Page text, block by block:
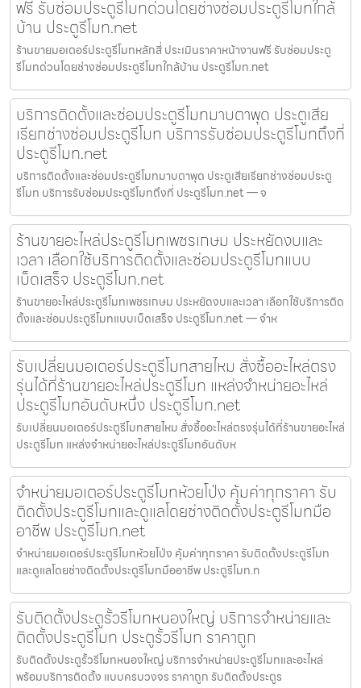
ฟรี รับซ่อมประตูรีโมทด่วนโดยช่างซ่อมประตูรีโมทใกล้
บ้าน ประตูรีโมท.net
ร้านขายมอเตอร์ประตูรีโมทหลักสี่ ประเมินราคาหน้างานฟรี รับซ่อมประตู
รีโมทด่วนโดยช่างซ่อมประตูรีโมทใกล้บ้าน ประตูรีโมท.net
บริการติดตั้งและซ่อมประตูรีโมทมาบตาพุด ประตูเสีย
เรียกช่างซ่อมประตูรีโมท บริการรับซ่อมประตูรีโมทถึงที่
ประตูรีโมท.net
บริการติดตั้งและซ่อมประตูรีโมทมาบตาพุด ประตูเสียเรียกช่างซ่อมประตู
รีโมท บริการรับซ่อมประตูรีโมทถึงที่ ประตูรีโมท.net — จ
ร้านขายอะไหล่ประตูรีโมทเพชรเกษม ประหยัดงบและ
เวลา เลือกใช้บริการติดตั้งและซ่อมประตูรีโมทแบบ
เบ็ดเสร็จ ประตูรีโมท.net
ร้านขายอะไหล่ประตูรีโมทเพชรเกษม ประหยัดงบและเวลา เลือกใช้บริการติด
ตั้งและซ่อมประตูรีโมทแบบเบ็ดเสร็จ ประตูรีโมท.net — จำห
รับเปลี่ยนมอเตอร์ประตูรีโมทสายไหม สั่งซื้ออะไหล่ตรง
รุ่นได้ที่ร้านขายอะไหล่ประตูรีโมท แหล่งจำหน่ายอะไหล่
ประตูรีโมทอันดับหนึ่ง ประตูรีโมท.net
รับเปลี่ยนมอเตอร์ประตูรีโมทสายไหม สั่งซื้ออะไหล่ตรงรุ่นได้ที่ร้านขายอะไหล่
ประตูรีโมท แหล่งจำหน่ายอะไหล่ประตูรีโมทอันดับห
จำหน่ายมอเตอร์ประตูรีโมทห้วยโป่ง คุ้มค่าทุกราคา รับ
ติดตั้งประตูรีโมทและดูแลโดยช่างติดตั้งประตูรีโมทมือ
อาชีพ ประตูรีโมท.net
จำหน่ายมอเตอร์ประตูรีโมทห้วยโป่ง คุ้มค่าทุกราคา รับติดตั้งประตูรีโมท
และดูแลโดยช่างติดตั้งประตูรีโมทมืออาชีพ ประตูรีโมท.n
รับติดตั้งประตูรั้วรีโมทหนองใหญ่ บริการจำหน่ายและ
ติดตั้งประตูรีโมท ประตูรั้วรีโมท ราคาถูก
รับติดตั้งประตูรั้วรีโมทหนองใหญ่ บริการจำหน่ายประตูรีโมทและอะไหล่
พร้อมบริการติดตั้ง แบบครบวงจร ราคาถูก รับติดตั้งประตูร